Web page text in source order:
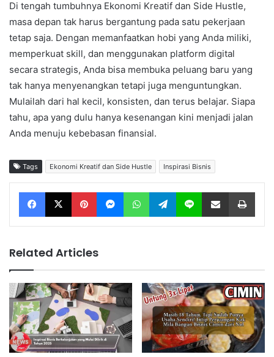
Di tengah tumbuhnya Ekonomi Kreatif dan Side Hustle,
masa depan tak harus bergantung pada satu pekerjaan
tetap saja. Dengan memanfaatkan hobi yang Anda miliki,
memperkuat skill, dan menggunakan platform digital
secara strategis, Anda bisa membuka peluang baru yang
tak hanya menyenangkan tetapi juga menguntungkan.
Mulailah dari hal kecil, konsisten, dan terus belajar. Siapa
tahu, apa yang dulu hanya kesenangan kini menjadi jalan
Anda menuju kebebasan finansial.
Tags Ekonomi Kreatif dan Side Hustle Inspirasi Bisnis
Facebook X Pinterest Messenger WhatsApp Telegram Line Share via Email
Related Articles